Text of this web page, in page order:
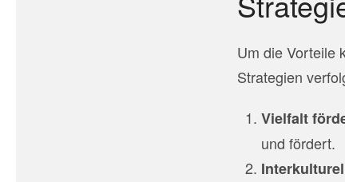
Um die Vorteile
Strategien
Vielfalt
und fördert.